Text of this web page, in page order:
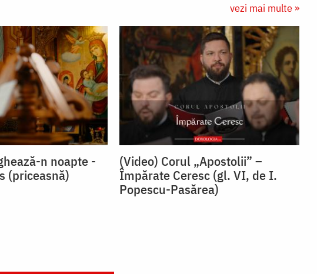
vezi mai multe »
n noapte -
(priceasnă)
(Video) Corul „Apostolii” –
⁠Împărate Ceresc (gl. VI, de I.
Popescu-Pasărea)